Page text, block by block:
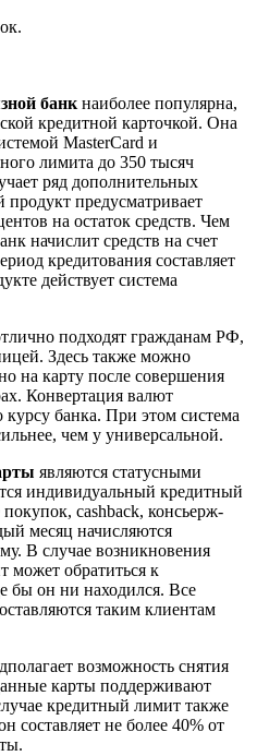
банкнаиболее популярна,
кредитной карточкой. Она
MasterCard и
лимита до 350 тысяч
ряд дополнительных
предусматривает
на остаток средств. Чем
начислит средств на счет
кредитования составляет
действует система
подходят гражданам РФ,
Здесь также можно
на карту после совершения
Конвертация валют
курсу банка. При этом система
чем у универсальной.
являются статусными
индивидуальный кредитный
cashback, консьерж-
месяц начисляются
В случае возникновения
может обратиться к
бы он ни находился. Все
таким клиентам
возможность снятия
карты поддерживают
кредитный лимит также
составляет не более 40% от